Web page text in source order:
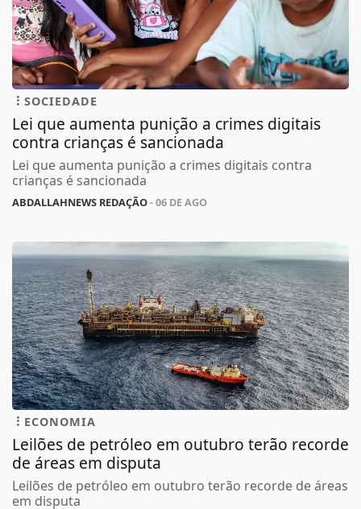
SOCIEDADE
Lei que aumenta punição a crimes digitais
contra crianças é sancionada
Lei que aumenta punição a crimes digitais contra
crianças é sancionada
ABDALLAHNEWS REDAÇÃO- 06 DE AGO
ECONOMIA
Leilões de petróleo em outubro terão recorde
de áreas em disputa
Leilões de petróleo em outubro terão recorde de áreas
em disputa